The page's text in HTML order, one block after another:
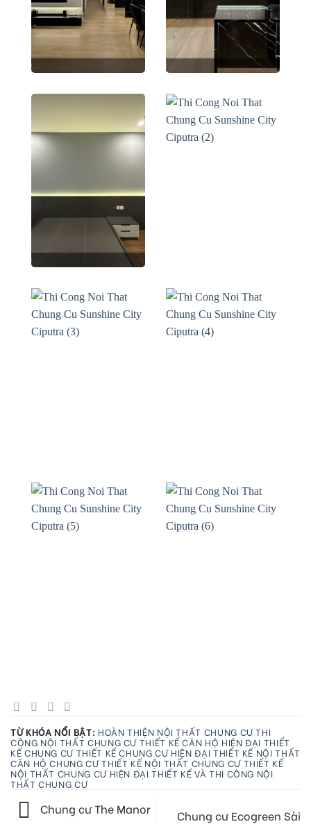
TỪ KHÓA NỔI BẬT: HOÀN THIỆN NỘI THẤT CHUNG CƯ THI
CÔNG NỘI THẤT CHUNG CƯ THIẾT KẾ CĂN HỘ HIỆN ĐẠI THIẾT
KẾ CHUNG CƯ THIẾT KẾ CHUNG CƯ HIỆN ĐẠI THIẾT KẾ NỘI THẤT
CĂN HỘ CHUNG CƯ THIẾT KẾ NỘI THẤT CHUNG CƯ THIẾT KẾ
NỘI THẤT CHUNG CƯ HIỆN ĐẠI THIẾT KẾ VÀ THI CÔNG NỘI
THẤT CHUNG CƯ
Chung cư The Manor
Chung cư Ecogreen Sài